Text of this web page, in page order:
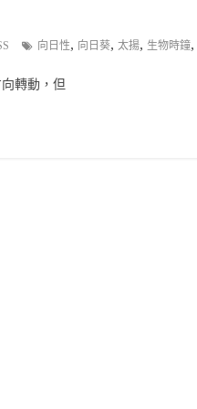
向日性, 向日葵, 太揚, 生物時鐘,
轉動，但